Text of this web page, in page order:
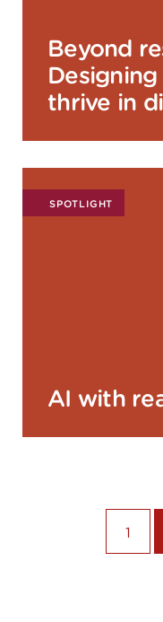
Beyond
thrive in
SPOTLIGHT
AI with
1